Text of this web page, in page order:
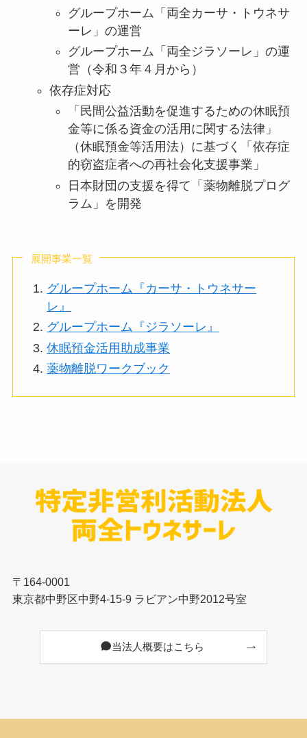
グループホーム「両全カーサ・トウネサ
ーレ」の運営
グループホーム「両全ジラソーレ」の運
営（令和３年４月から）
依存症対応
「民間公益活動を促進するための休眠預
金等に係る資金の活用に関する法律」
（休眠預金等活用法）に基づく「依存症
的窃盗症者への再社会化支援事業」
日本財団の支援を得て「薬物離脱プログ
ラム」を開発
展開事業一覧
グループホーム『カーサ・トウネサー
レ』
グループホーム『ジラソーレ』
休眠預金活用助成事業
薬物離脱ワークブック
〒164-0001
東京都中野区中野4-15-9 ラビアン中野2012号室
当法人概要はこちら